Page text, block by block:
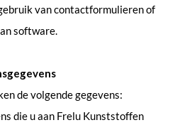
van contactformulieren of
software.
de volgende gegevens:
die u aan Frelu Kunststoffen